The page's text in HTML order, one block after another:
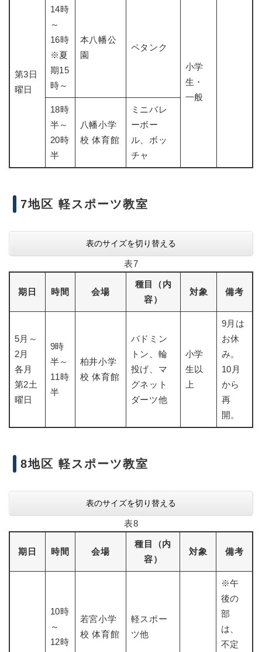
第3日
曜日
14時
～
16時
※夏
期15
時～
本八幡公
園
ペタンク
小学
生・
一般
18時
半～
20時
半
八幡小学
校 体育館
ミニバレ
ーボー
ル、ボッ
チャ
7地区 軽スポーツ教室
表のサイズを切り替える
表7
期日 時間 会場
種目（内
容）
対象 備考
5月～
2月
各月
第2土
曜日
9時
半～
11時
半
柏井小学
校 体育館
バドミン
トン、輪
投げ、マ
グネット
ダーツ他
小学
生以
上
9月は
お休
み。
10月
から
再
開。
8地区 軽スポーツ教室
表のサイズを切り替える
表8
期日 時間 会場
種目（内
容）
対象 備考
10時
～
12時
若宮小学
校 体育館
軽スポー
ツ他
※午
後の
部
は、
不定